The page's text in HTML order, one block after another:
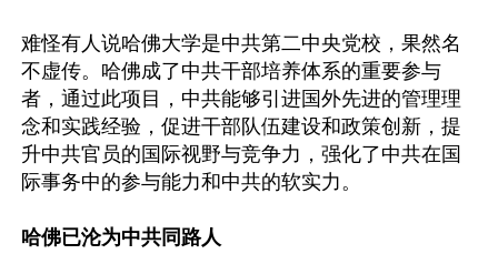
难怪有人说哈佛大学是中共第二中央党校，果然名
不虚传。哈佛成了中共干部培养体系的重要参与
者，通过此项目，中共能够引进国外先进的管理理
念和实践经验，促进干部队伍建设和政策创新，提
升中共官员的国际视野与竞争力，强化了中共在国
际事务中的参与能力和中共的软实力。
哈佛已沦为中共同路人